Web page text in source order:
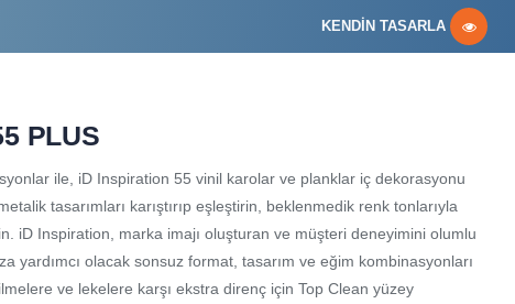
KENDİN TASARLA
PLUS
ile, iD Inspiration 55 vinil karolar ve planklar iç dekorasyonu
tasarımları karıştırıp eşleştirin, beklenmedik renk tonlarıyla
iD Inspiration, marka imajı oluşturan ve müşteri deneyimini olumlu
yardımcı olacak sonsuz format, tasarım ve eğim kombinasyonları
ve lekelere karşı ekstra direnç için Top Clean yüzey